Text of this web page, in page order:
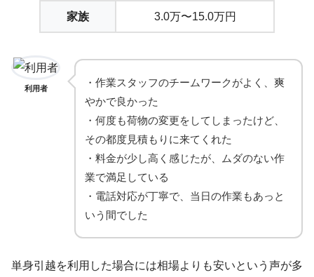
家族 3.0万〜15.0万円
利用者
・作業スタッフのチームワークがよく、爽
やかで良かった
・何度も荷物の変更をしてしまったけど、
その都度見積もりに来てくれた
・料金が少し高く感じたが、ムダのない作
業で満足している
・電話対応が丁寧で、当日の作業もあっと
いう間でした
単身引越を利用した場合には相場よりも安いという声が多